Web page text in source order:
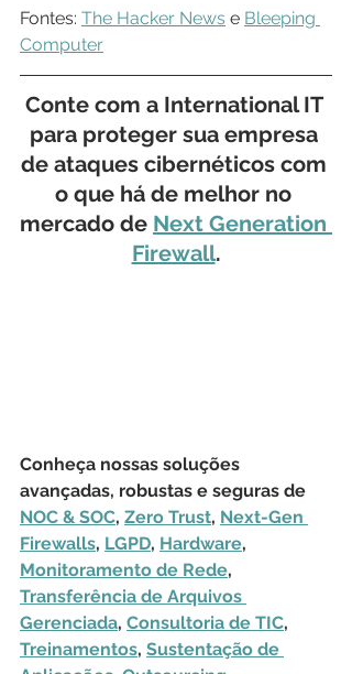
Fontes: The Hacker News e Bleeping
Computer
Conte com a International IT
para proteger sua empresa
de ataques cibernéticos com
o que há de melhor no
mercado de Next Generation
Firewall.
Conheça nossas soluções
avançadas, robustas e seguras de
NOC & SOC, Zero Trust, Next-Gen
Firewalls, LGPD, Hardware,
Monitoramento de Rede,
Transferência de Arquivos
Gerenciada, Consultoria de TIC,
Treinamentos, Sustentação de